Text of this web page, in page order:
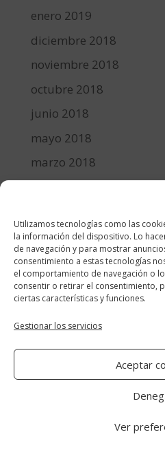
Utilizamos tecnologías como las
la información del dispositivo. Lo
de navegación y para mostrar
consentimiento a estas tecnologías
el comportamiento de navegación o
consentir o retirar el consentimiento,
ciertas características y funciones.
Gestionar los servicios
Aceptar
Ver
enero 2019
diciembre 2018
noviembre 2018
octubre 2018
junio 2018
mayo 2018
marzo 2018
diciembre 2017
Categorías
cocina y recetas
general
lifestyle
manualidades-diy